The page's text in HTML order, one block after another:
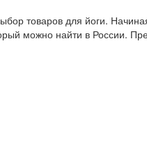
товаров для йоги.
можно найти в России.